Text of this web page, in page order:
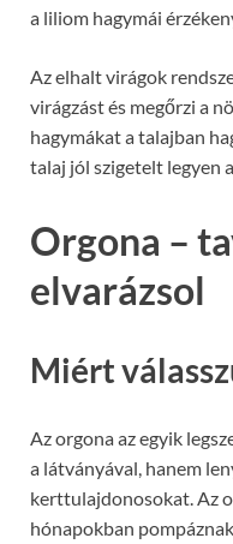
a liliom hagymái
Az elhalt virágok
virágzást és megőrzi a
hagymákat a talajban
talaj jól szigetelt legyen
Orgona –
elvarázsol
Miért
Az orgona az egyik
a látványával, hanem
kerttulajdonosokat. Az
hónapokban